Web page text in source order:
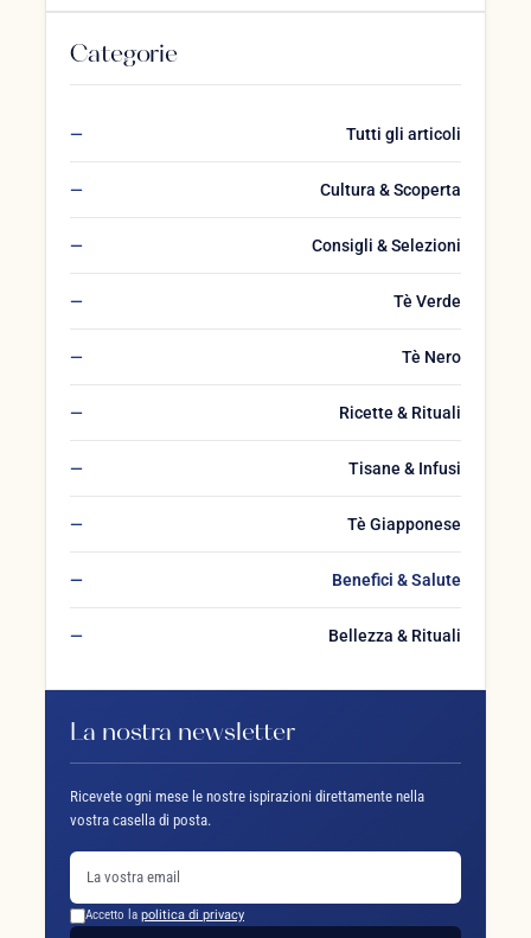
Categorie
Tutti gli articoli
Cultura & Scoperta
Consigli & Selezioni
Tè Verde
Tè Nero
Ricette & Rituali
Tisane & Infusi
Tè Giapponese
Benefici & Salute
Bellezza & Rituali
La nostra newsletter
Ricevete ogni mese le nostre ispirazioni direttamente nella
vostra casella di posta.
Accetto la politica di privacy